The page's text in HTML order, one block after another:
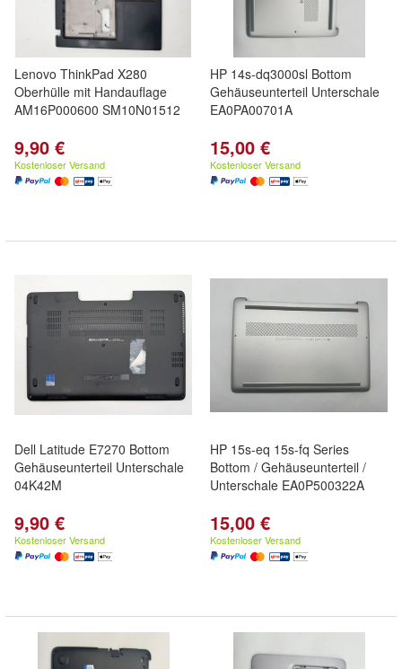
Lenovo ThinkPad X280
Oberhülle mit Handauflage
AM16P000600 SM10N01512
9,90 €
Kostenloser Versand
HP 14s-dq3000sl Bottom
Gehäuseunterteil Unterschale
EA0PA00701A
15,00 €
Kostenloser Versand
Dell Latitude E7270 Bottom
Gehäuseunterteil Unterschale
04K42M
9,90 €
Kostenloser Versand
HP 15s-eq 15s-fq Series
Bottom / Gehäuseunterteil /
Unterschale EA0P500322A
15,00 €
Kostenloser Versand